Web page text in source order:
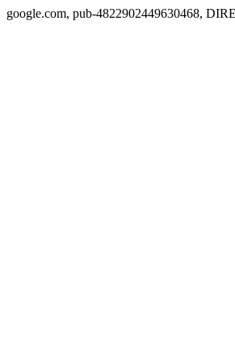
google.com, pub-4822902449630468,